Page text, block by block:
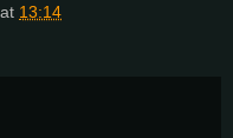
at 13:14